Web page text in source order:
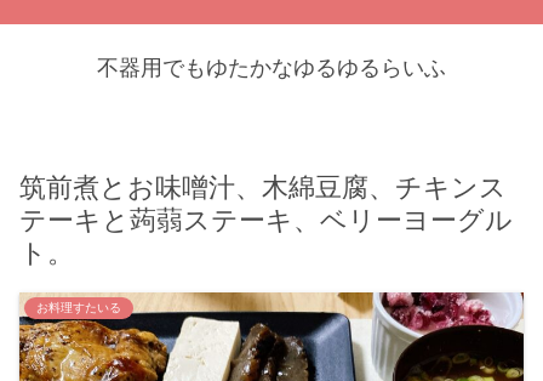
不器用でもゆたかなゆるゆるらいふ
筑前煮とお味噌汁、木綿豆腐、チキンス
テーキと蒟蒻ステーキ、ベリーヨーグル
ト。
お料理すたいる